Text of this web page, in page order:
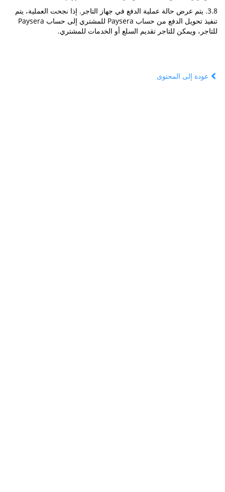
3.8. يتم عرض حالة عملية الدفع في جهاز التاجر. إذا نجحت العملية، يتم
تنفيذ تحويل الدفع من حساب Paysera للمشتري إلى حساب Paysera
للتاجر، ويمكن للتاجر تقديم السلع أو الخدمات للمشتري.
عودة إلى المحتوى